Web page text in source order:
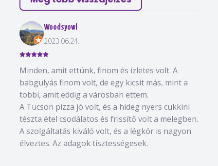
Woodsyowl
2023.06.24.
Minden, amit ettünk, finom és ízletes volt. A
babgulyás finom volt, de egy kicsit más, mint a
többi, amit eddig a városban ettem.
A Tucson pizza jó volt, és a hideg nyers cukkini
tészta étel csodálatos és frissítő volt a melegben.
A szolgáltatás kiváló volt, és a légkör is nagyon
élveztes. Az adagok tisztességesek.